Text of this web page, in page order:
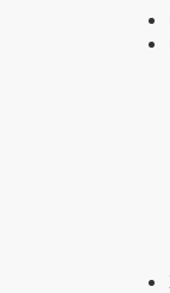
Tết
giải
Ngày
Ngày